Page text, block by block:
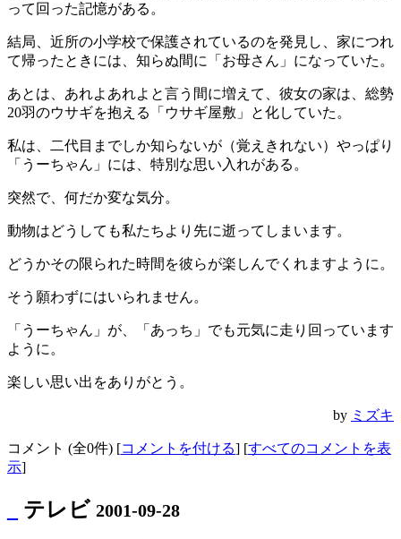
って回った記憶がある。
結局、近所の小学校で保護されているのを発見し、家につれ
て帰ったときには、知らぬ間に「お母さん」になっていた。
あとは、あれよあれよと言う間に増えて、彼女の家は、総勢
20羽のウサギを抱える「ウサギ屋敷」と化していた。
私は、二代目までしか知らないが（覚えきれない）やっぱり
「うーちゃん」には、特別な思い入れがある。
突然で、何だか変な気分。
動物はどうしても私たちより先に逝ってしまいます。
どうかその限られた時間を彼らが楽しんでくれますように。
そう願わずにはいられません。
「うーちゃん」が、「あっち」でも元気に走り回っています
ように。
楽しい思い出をありがとう。
by ミズキ
コメント (全0件) [コメントを付ける] [すべてのコメントを表
示]
テレビ 2001-09-28